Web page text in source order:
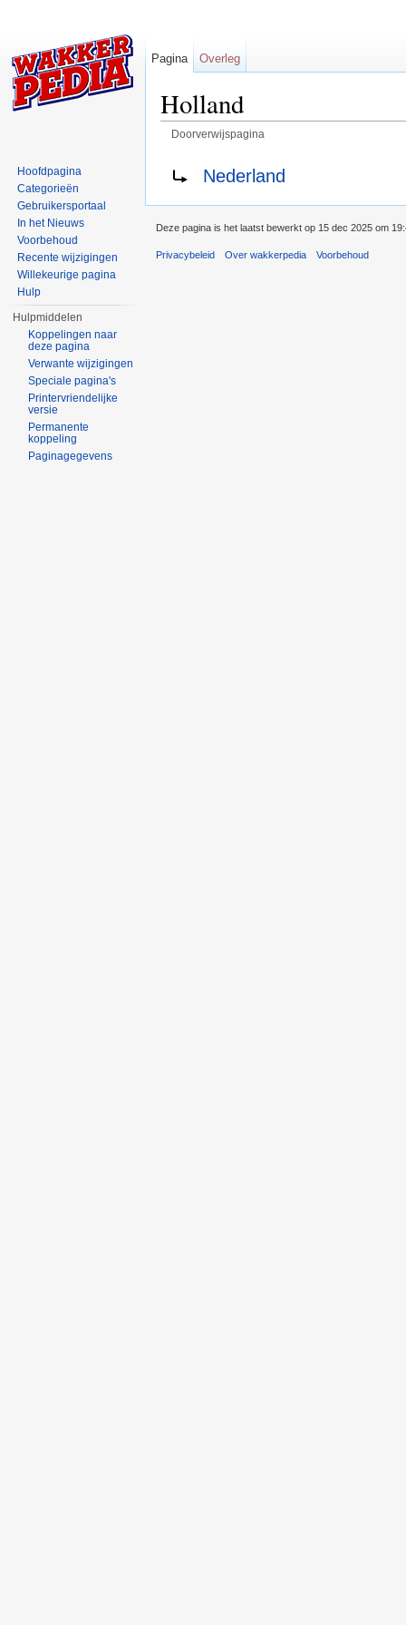
Holland
Doorverwijspagina
Doorverwijzen naar:
Nederland
Pagina Overleg
Hoofdpagina
Categorieën
Gebruikersportaal
In het Nieuws
Voorbehoud
Recente wijzigingen
Willekeurige pagina
Hulp
Hulpmiddelen
Koppelingen naar
deze pagina
Verwante wijzigingen
Speciale pagina's
Printervriendelijke
versie
Permanente
koppeling
Paginagegevens
Deze pagina is het laatst bewerkt op 15 dec 2025 om
Privacybeleid Over wakkerpedia Voorbehoud